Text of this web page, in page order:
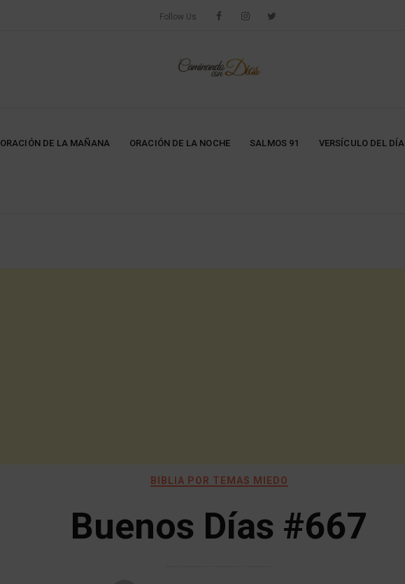
Follow Us
ORACIÓN DE LA MAÑANA ORACIÓN DE LA NOCHE SALMOS 91 VERSÍCULO DEL DÍA
BIBLIA POR TEMAS MIEDO
Buenos Días #667